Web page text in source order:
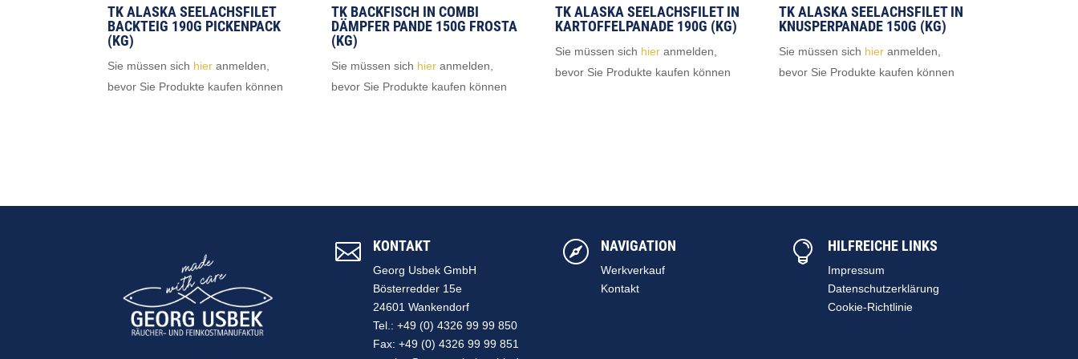
TK ALASKA SEELACHSFILET
BACKTEIG 190G PICKENPACK
(KG)
Sie müssen sich hier anmelden,
bevor Sie Produkte kaufen können
TK BACKFISCH IN COMBI
DÄMPFER PANDE 150G FROSTA
(KG)
Sie müssen sich hier anmelden,
bevor Sie Produkte kaufen können
TK ALASKA SEELACHSFILET IN
KARTOFFELPANADE 190G (KG)
Sie müssen sich hier anmelden,
bevor Sie Produkte kaufen können
TK ALASKA SEELACHSFILET IN
KNUSPERPANADE 150G (KG)
Sie müssen sich hier anmelden,
bevor Sie Produkte kaufen können
 KONTAKT
Georg Usbek GmbH
Bösterredder 15e
24601 Wankendorf
Tel.: +49 (0) 4326 99 99 850
Fax: +49 (0) 4326 99 99 851
 NAVIGATION
Werkverkauf
Kontakt
 HILFREICHE LINKS
Impressum
Datenschutzerklärung
Cookie-Richtlinie